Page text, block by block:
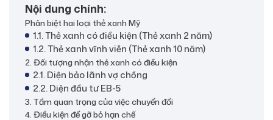
Nội dung chính:
Phân biệt hai loại thẻ xanh Mỹ
1.1. Thẻ xanh có điều kiện (Thẻ xanh 2 năm)
1.2. Thẻ xanh vĩnh viễn (Thẻ xanh 10 năm)
2. Đối tượng nhận thẻ xanh có điều kiện
2.1. Diện bảo lãnh vợ chồng
2.2. Diện đầu tư EB-5
3. Tầm quan trọng của việc chuyển đổi
4. Điều kiện để gỡ bỏ hạn chế